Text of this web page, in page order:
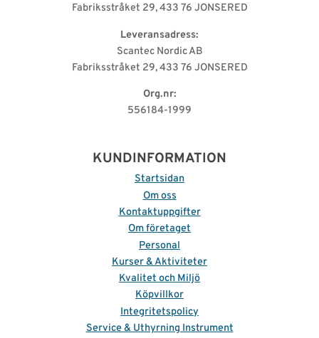
Fabriksstråket 29, 433 76 JONSERED
Leveransadress:
Scantec Nordic AB
Fabriksstråket 29, 433 76 JONSERED
Org.nr:
556184-1999
KUNDINFORMATION
Startsidan
Om oss
Kontaktuppgifter
Om företaget
Personal
Kurser & Aktiviteter
Kvalitet och Miljö
Köpvillkor
Integritetspolicy
Service & Uthyrning Instrument